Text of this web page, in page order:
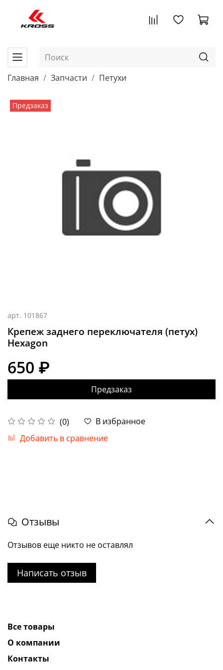
Главная Запчасти Петухи
Предзаказ
арт. 101867
Крепеж заднего переключателя (петух)
Hexagon
(0)
В избранное
Добавить в сравнение
650 ₽
Предзаказ
Отзывы
Отзывов еще никто не оставлял
Написать отзыв
Все товары
О компании
Контакты